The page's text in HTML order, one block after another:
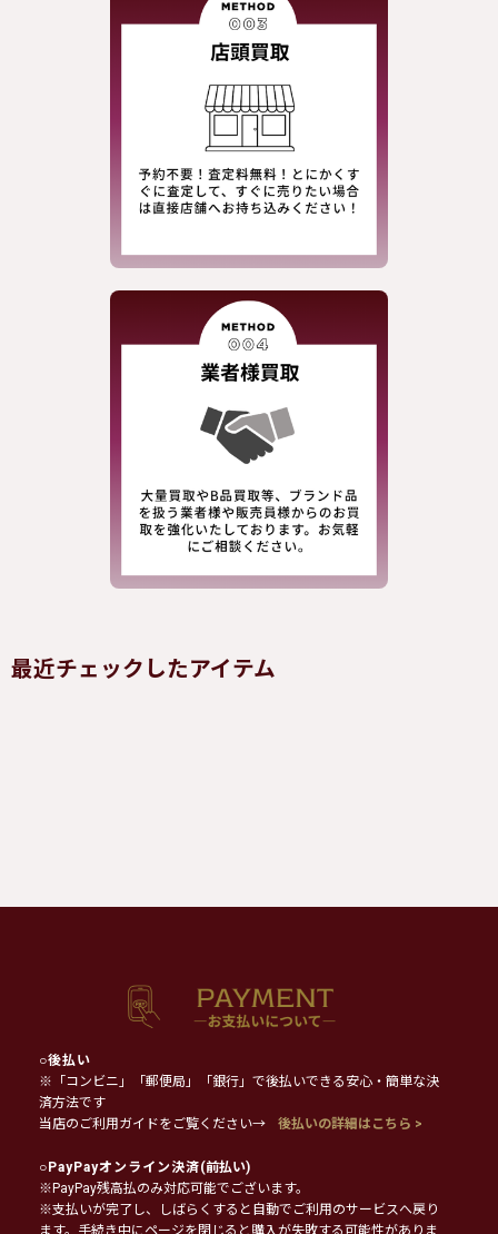
最近チェックしたアイテム
○後払い
※「コンビニ」「郵便局」「銀行」で後払いできる安心・簡単な決
済方法です
当店のご利用ガイドをご覧ください→
後払いの詳細はこちら >
○PayPayオンライン決済(前払い)
※PayPay残高払のみ対応可能でございます。
※支払いが完了し、しばらくすると自動でご利用のサービスへ戻り
ます。手続き中にページを閉じると購入が失敗する可能性がありま